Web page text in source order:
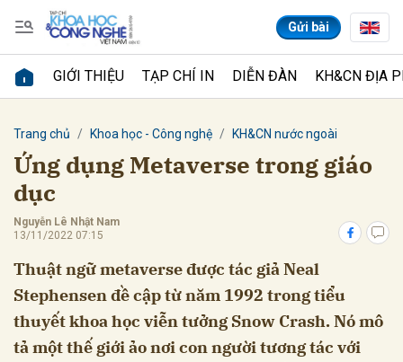
Gửi bài
GIỚI THIỆU TẠP CHÍ IN DIỄN ĐÀN KH&CN ĐỊA
Trang chủ Khoa học - Công nghệ KH&CN nước ngoài
Ứng dụng Metaverse trong giáo
dục
Nguyễn Lê Nhật Nam
13/11/2022 07:15
Thuật ngữ metaverse được tác giả Neal
Stephensen đề cập từ năm 1992 trong tiểu
thuyết khoa học viễn tưởng Snow Crash. Nó mô
tả một thế giới ảo nơi con người tương tác với
Gửi bình luận
Hủy Gửi